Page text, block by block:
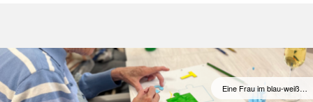
Eine Frau im blau-weiß…